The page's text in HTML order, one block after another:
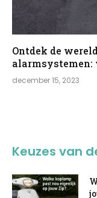
Ontdek de
december 15, 2023
Keuzes van